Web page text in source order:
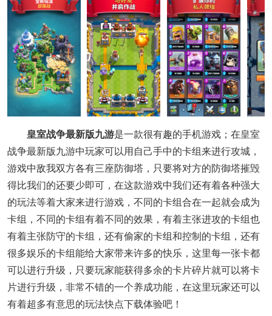
皇室战争最新版九游是一款很有趣的手机游戏；在皇室
战争最新版九游中玩家可以用自己手中的卡组来进行攻城，
游戏中敌我双方各有三座防御塔，只要将对方的防御塔摧毁
得比我们的还要少即可，在这款游戏中我们还有着各种强大
的玩法等着大家来进行游戏，不同的卡组合在一起就会成为
卡组，不同的卡组有着不同的效果，有着主张进攻的卡组也
有着主张防守的卡组，还有偷家的卡组和控制的卡组，还有
很多娱乐的卡组能给大家带来许多的快乐，这里每一张卡都
可以进行升级，只要玩家能获得多余的卡片碎片就可以将卡
片进行升级，非常不错的一个养成功能，在这里玩家还可以
有着超多有意思的玩法快点下载体验吧！